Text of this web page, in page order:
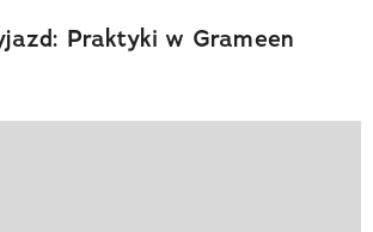
Praktyki w Grameen